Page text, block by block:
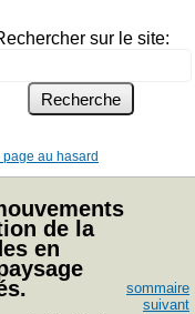
sur le site:
page au hasard
de la
en
sommaire
suivant